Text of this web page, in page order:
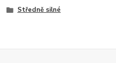
Středně silné